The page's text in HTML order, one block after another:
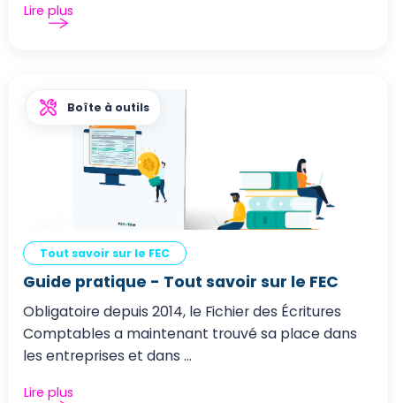
Lire plus
Boîte à outils
Tout savoir sur le FEC
Guide pratique - Tout savoir sur le FEC
Obligatoire depuis 2014, le Fichier des Écritures
Comptables a maintenant trouvé sa place dans
les entreprises et dans ...
Lire plus